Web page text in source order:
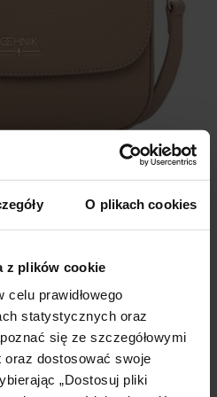
O plikach cookies
z plików cookie
prawidłowego
statystycznych oraz
się ze szczegółowymi
oraz dostosować swoje
„Dostosuj pliki
damska